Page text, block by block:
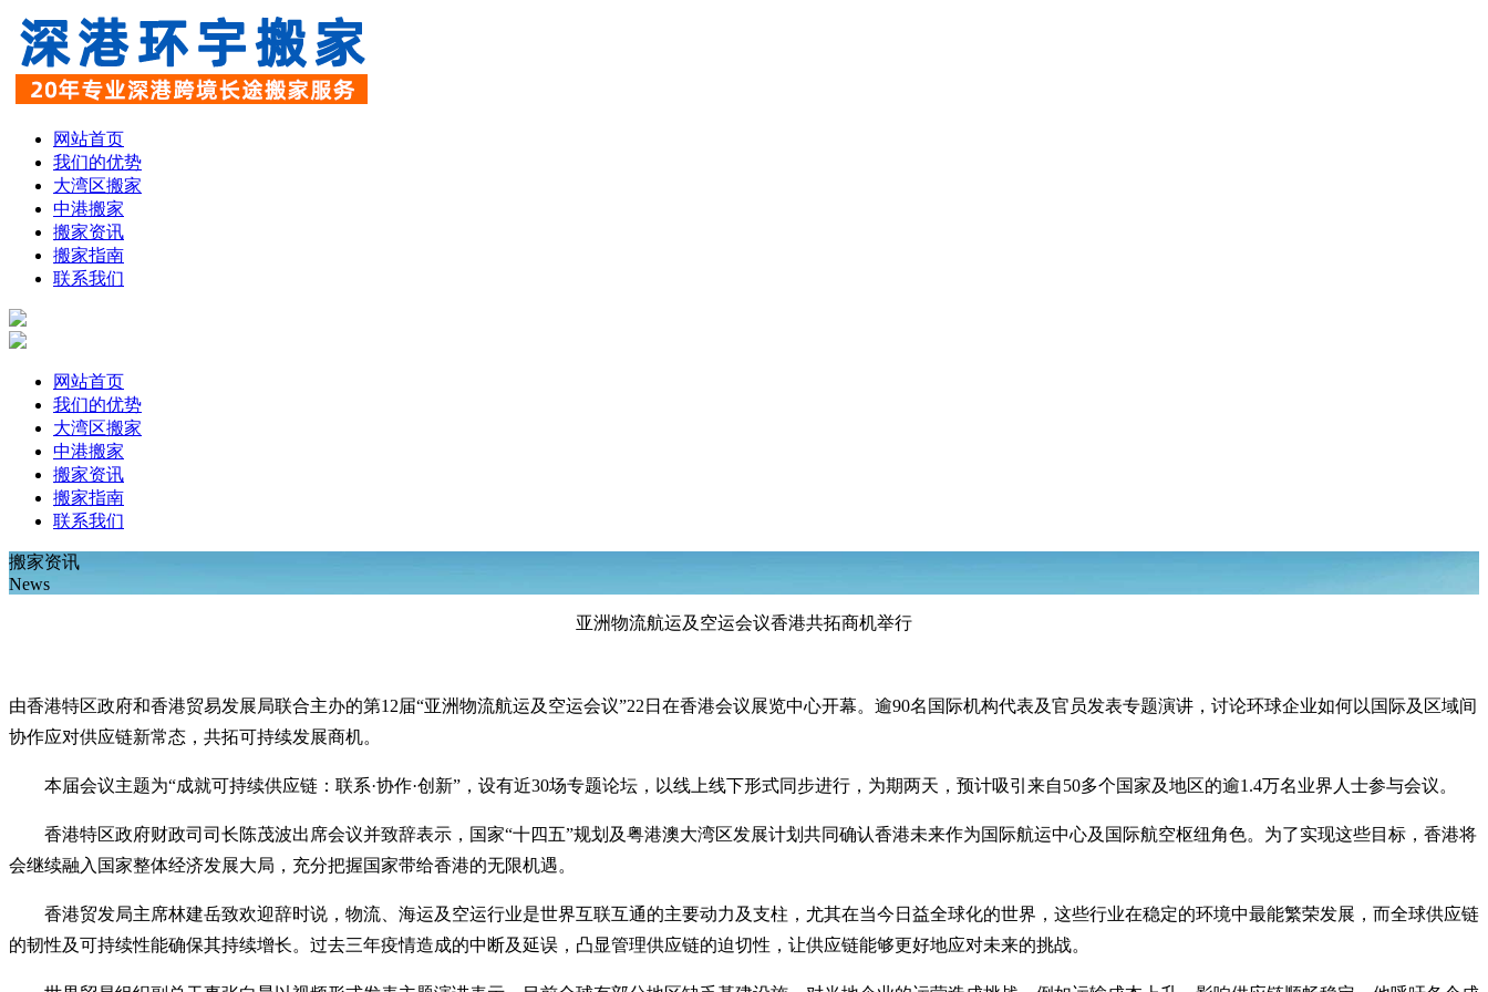
网站首页
我们的优势
大湾区搬家
中港搬家
搬家资讯
搬家指南
联系我们
网站首页
我们的优势
大湾区搬家
中港搬家
搬家资讯
搬家指南
联系我们
搬家资讯
News
亚洲物流航运及空运会议香港共拓商机举行
由香港特区政府和香港贸易发展局联合主办的第12届“亚洲物流航运及空运会议”22日在香港会议展览中心开幕。逾90名国际机构代表及官员发表专题演讲，讨论环球企业如何以国际及区域间
协作应对供应链新常态，共拓可持续发展商机。
本届会议主题为“成就可持续供应链：联系·协作·创新”，设有近30场专题论坛，以线上线下形式同步进行，为期两天，预计吸引来自50多个国家及地区的逾1.4万名业界人士参与会议。
香港特区政府财政司司长陈茂波出席会议并致辞表示，国家“十四五”规划及粤港澳大湾区发展计划共同确认香港未来作为国际航运中心及国际航空枢纽角色。为了实现这些目标，香港将
会继续融入国家整体经济发展大局，充分把握国家带给香港的无限机遇。
香港贸发局主席林建岳致欢迎辞时说，物流、海运及空运行业是世界互联互通的主要动力及支柱，尤其在当今日益全球化的世界，这些行业在稳定的环境中最能繁荣发展，而全球供应链
的韧性及可持续性能确保其持续增长。过去三年疫情造成的中断及延误，凸显管理供应链的迫切性，让供应链能够更好地应对未来的挑战。